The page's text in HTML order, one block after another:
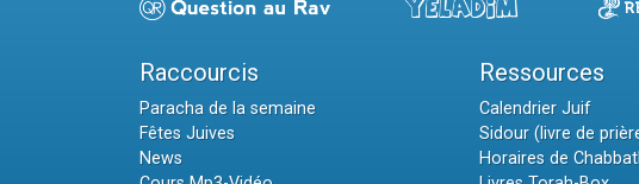
Raccourcis
Paracha de la semaine
Fêtes Juives
News
Ressources
Calendrier Juif
Sidour (livre de
Horaires de